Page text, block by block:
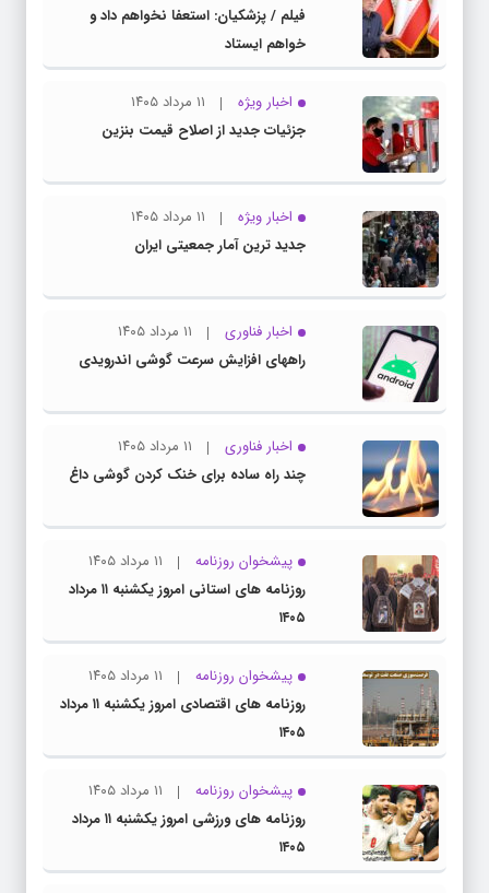
فیلم / پزشکیان: استعفا نخواهم داد و
خواهم ایستاد
اخبار ویژه
۱۱ مرداد ۱۴۰۵
جزئیات جدید از اصلاح قیمت بنزین
اخبار ویژه
۱۱ مرداد ۱۴۰۵
جدید ترین آمار جمعیتی ایران
اخبار فناوری
۱۱ مرداد ۱۴۰۵
راههای افزایش سرعت گوشی اندرویدی
اخبار فناوری
۱۱ مرداد ۱۴۰۵
چند راه‌ ساده برای خنک کردن گوشی داغ
پیشخوان روزنامه
۱۱ مرداد ۱۴۰۵
روزنامه های استانی امروز یکشنبه ۱۱ مرداد
۱۴۰۵
پیشخوان روزنامه
۱۱ مرداد ۱۴۰۵
روزنامه های اقتصادی امروز یکشنبه ۱۱ مرداد
۱۴۰۵
پیشخوان روزنامه
۱۱ مرداد ۱۴۰۵
روزنامه های ورزشی امروز یکشنبه ۱۱ مرداد
۱۴۰۵